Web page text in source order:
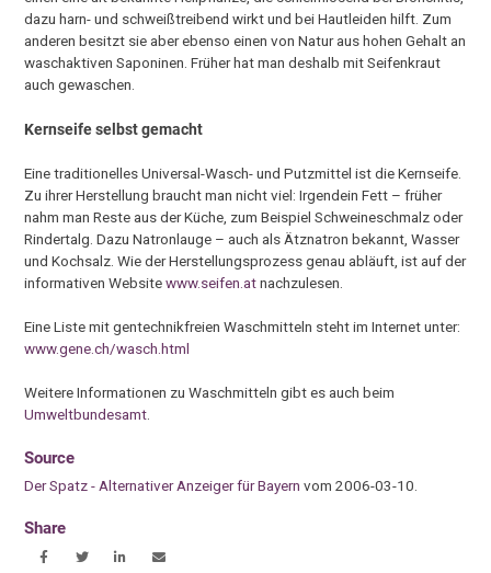
dazu harn- und schweißtreibend wirkt und bei Hautleiden hilft. Zum
anderen besitzt sie aber ebenso einen von Natur aus hohen Gehalt an
waschaktiven Saponinen. Früher hat man deshalb mit Seifenkraut
auch gewaschen.
Kernseife selbst gemacht
Eine traditionelles Universal-Wasch- und Putzmittel ist die Kernseife.
Zu ihrer Herstellung braucht man nicht viel: Irgendein Fett – früher
nahm man Reste aus der Küche, zum Beispiel Schweineschmalz oder
Rindertalg. Dazu Natronlauge – auch als Ätznatron bekannt, Wasser
und Kochsalz. Wie der Herstellungsprozess genau abläuft, ist auf der
informativen Websitewww.seifen.atnachzulesen.
Eine Liste mit gentechnikfreien Waschmitteln steht im Internet unter:
www.gene.ch/wasch.html
Weitere Informationen zu Waschmitteln gibt es auch beim
Umweltbundesamt.
Source
Der Spatz - Alternativer Anzeiger für Bayern vom 2006-03-10.
Share